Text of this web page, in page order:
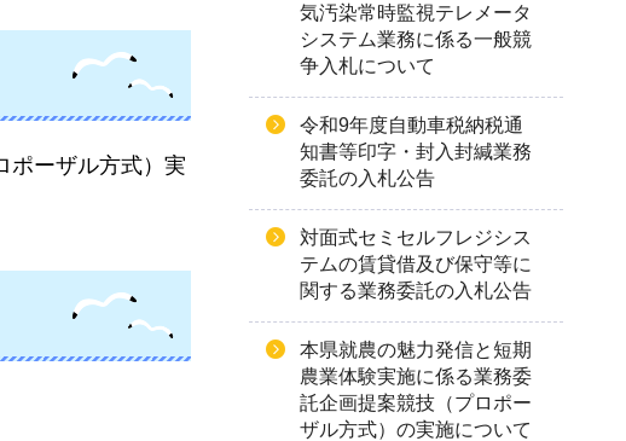
ポーザル方式）実
気汚染常時監視テレメータ
システム業務に係る一般競
争入札について
令和9年度自動車税納税通
知書等印字・封入封緘業務
委託の入札公告
対面式セミセルフレジシス
テムの賃貸借及び保守等に
関する業務委託の入札公告
本県就農の魅力発信と短期
農業体験実施に係る業務委
託企画提案競技（プロポー
ザル方式）の実施について